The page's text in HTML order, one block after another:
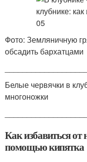
Фото: Земляничную
обсадить бархатцами
Белые червячки в
многоножки
Как избавиться от
помощью кипятка